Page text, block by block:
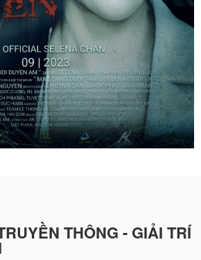
THÔNG - GIẢI TRÍ